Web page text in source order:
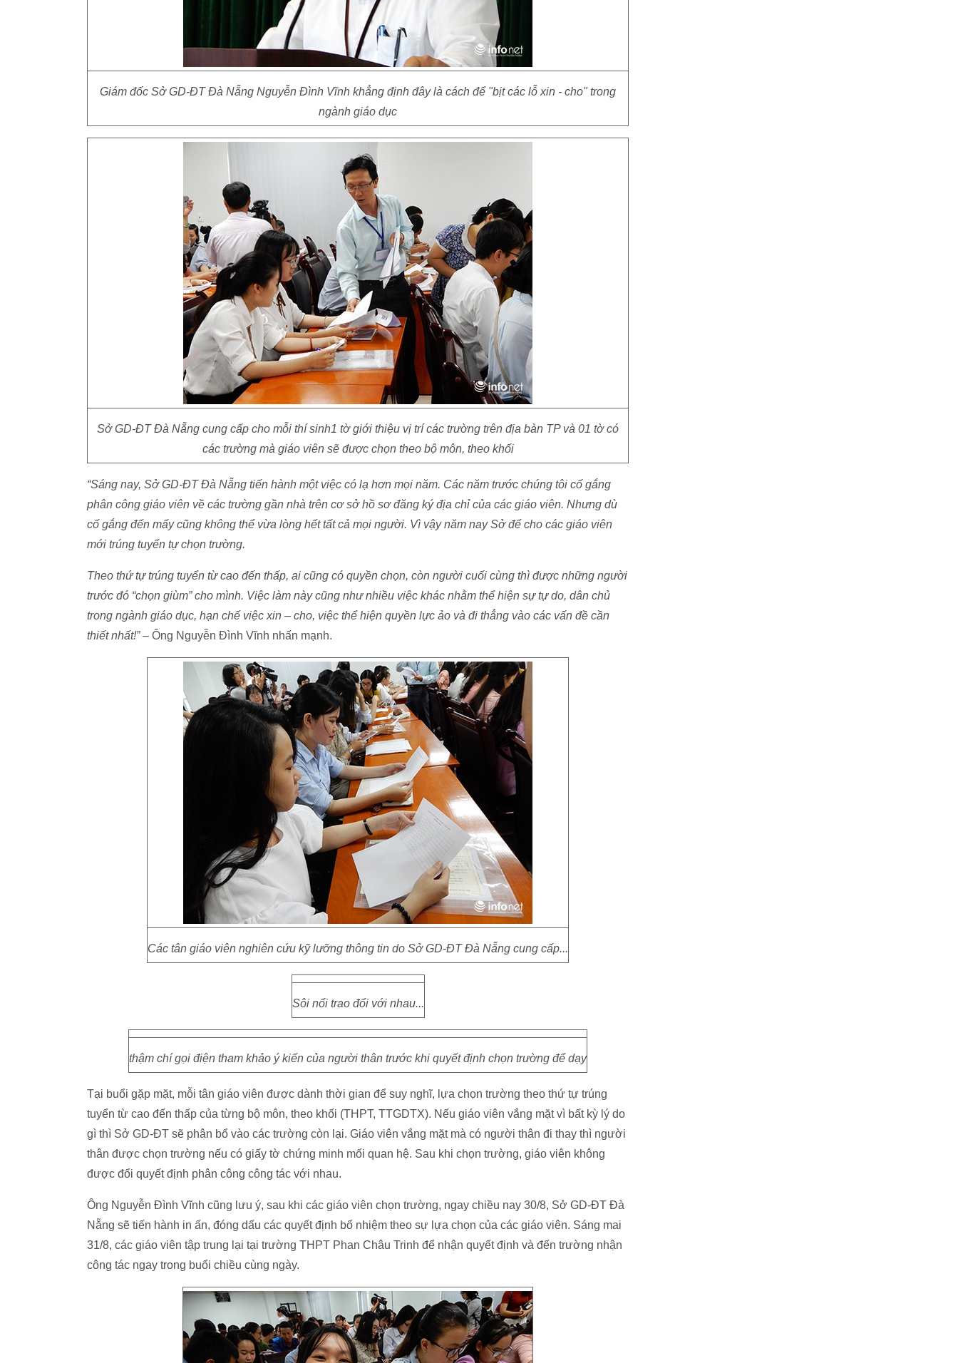
Giám đốc Sở GD-ĐT Đà Nẵng Nguyễn Đình Vĩnh khẳng định đây là cách để "bịt các lỗ xin - cho" trong
ngành giáo dục
Sở GD-ĐT Đà Nẵng cung cấp cho mỗi thí sinh1 tờ giới thiệu vị trí các trường trên địa bàn TP và 01 tờ có
các trường mà giáo viên sẽ được chọn theo bộ môn, theo khối
“Sáng nay, Sở GD-ĐT Đà Nẵng tiến hành một việc có lạ hơn mọi năm. Các năm trước chúng tôi cố gắng
phân công giáo viên về các trường gần nhà trên cơ sở hồ sơ đăng ký địa chỉ của các giáo viên. Nhưng dù
cố gắng đến mấy cũng không thể vừa lòng hết tất cả mọi người. Vì vậy năm nay Sở để cho các giáo viên
mới trúng tuyển tự chọn trường.
Theo thứ tự trúng tuyển từ cao đến thấp, ai cũng có quyền chọn, còn người cuối cùng thì được những người
trước đó “chọn giùm” cho mình. Việc làm này cũng như nhiều việc khác nhằm thể hiện sự tự do, dân chủ
trong ngành giáo dục, hạn chế việc xin – cho, việc thể hiện quyền lực ảo và đi thẳng vào các vấn đề cần
thiết nhất!”– Ông Nguyễn Đình Vĩnh nhấn mạnh.
Các tân giáo viên nghiên cứu kỹ lưỡng thông tin do Sở GD-ĐT Đà Nẵng cung cấp...
Sôi nổi trao đổi với nhau...
thậm chí gọi điện tham khảo ý kiến của người thân trước khi quyết định chọn trường để dạy
Tại buổi gặp mặt, mỗi tân giáo viên được dành thời gian để suy nghĩ, lựa chọn trường theo thứ tự trúng
tuyển từ cao đến thấp của từng bộ môn, theo khối (THPT, TTGDTX). Nếu giáo viên vắng mặt vì bất kỳ lý do
gì thì Sở GD-ĐT sẽ phân bổ vào các trường còn lại. Giáo viên vắng mặt mà có người thân đi thay thì người
thân được chọn trường nếu có giấy tờ chứng minh mối quan hệ. Sau khi chọn trường, giáo viên không
được đổi quyết định phân công công tác với nhau.
Ông Nguyễn Đình Vĩnh cũng lưu ý, sau khi các giáo viên chọn trường, ngay chiều nay 30/8, Sở GD-ĐT Đà
Nẵng sẽ tiến hành in ấn, đóng dấu các quyết định bổ nhiệm theo sự lựa chọn của các giáo viên. Sáng mai
31/8, các giáo viên tập trung lại tại trường THPT Phan Châu Trinh để nhận quyết định và đến trường nhận
công tác ngay trong buổi chiều cùng ngày.